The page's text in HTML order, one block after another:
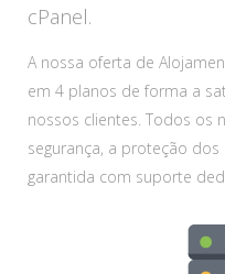
cPanel.
A nossa oferta de
em 4 planos de forma a
nossos clientes. Todos os
segurança, a proteção
garantida com suporte